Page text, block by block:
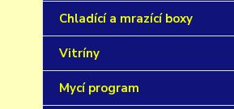
Chladící a mrazící boxy
Vitríny
Mycí program